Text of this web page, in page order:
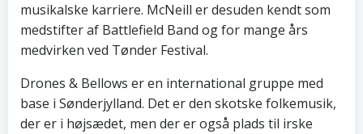
musikalske karriere. McNeill er desuden kendt som
medstifter af Battlefield Band og for mange års
medvirken ved Tønder Festival.
Drones & Bellows er en international gruppe med
base i Sønderjylland. Det er den skotske folkemusik,
der er i højsædet, men der er også plads til irske